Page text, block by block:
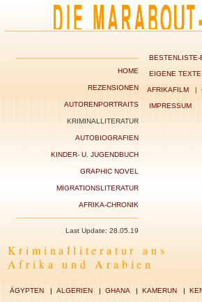
HOME
REZENSIONEN
AUTORENPORTRAITS
KRIMINALLITERATUR
AUTOBIOGRAFIEN
KINDER- U. JUGENDBUCH
GRAPHIC NOVEL
MIGRATIONSLITERATUR
AFRIKA-CHRONIK
Last Update: 28.05.19
BESTENLISTE-
EIGENE TEXTE
AFRIKAFILM|
IMPRESSUM
Kriminalliteratur aus
Afrika und Arabien
ÄGYPTEN| ALGERIEN| GHANA| KAMERUN|